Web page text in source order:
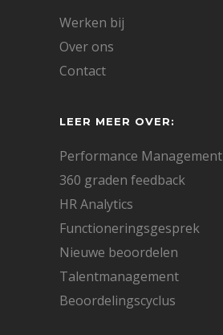
Werken bij
Over ons
Contact
LEER MEER OVER:
Performance Management
360 graden feedback
HR Analytics
Functioneringsgesprek
Nieuwe beoordelen
Talentmanagement
Beoordelingscyclus